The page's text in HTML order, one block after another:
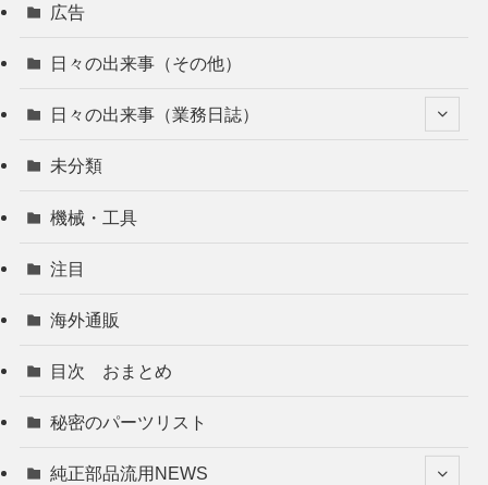
広告
日々の出来事（その他）
日々の出来事（業務日誌）
未分類
機械・工具
注目
海外通販
目次 おまとめ
秘密のパーツリスト
純正部品流用NEWS